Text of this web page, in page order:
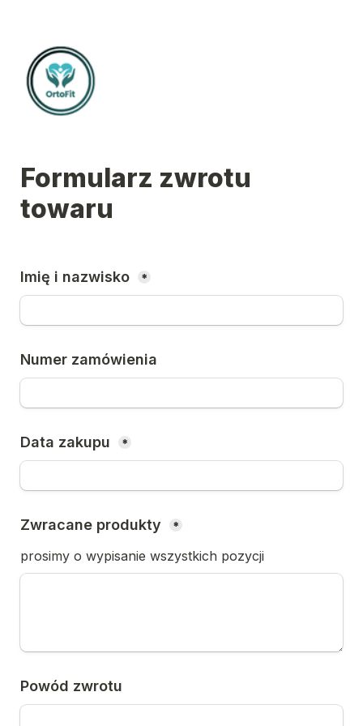
Formularz zwrotu
towaru
Imię i nazwisko *
Numer zamówienia
Data zakupu *
Zwracane produkty *
prosimy o wypisanie wszystkich pozycji
Powód zwrotu